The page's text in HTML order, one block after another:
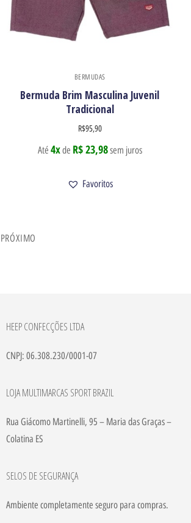
BERMUDAS
Bermuda Brim Masculina Juvenil
Tradicional
R$95,90
Até 4xde R$ 23,98sem juros
Favoritos
PRÓXIMO
HEEP CONFECÇÕES LTDA
CNPJ: 06.308.230/0001-07
LOJA MULTIMARCAS SPORT BRAZIL
Rua Giácomo Martinelli, 95 – Maria das Graças –
Colatina ES
SELOS DE SEGURANÇA
Ambiente completamente seguro para compras.